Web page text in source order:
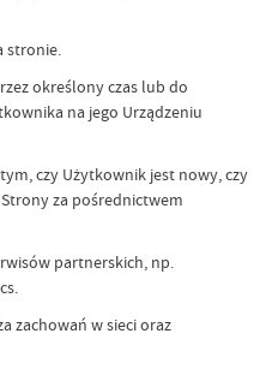
stronie.
określony czas lub do
na jego Urządzeniu
czy Użytkownik jest nowy, czy
za pośrednictwem
partnerskich, np.
zachowań w sieci oraz